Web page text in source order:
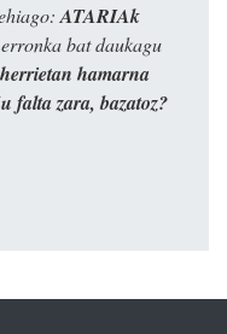
ATARIAk
bat daukagu
hamarna
falta zara, bazatoz?